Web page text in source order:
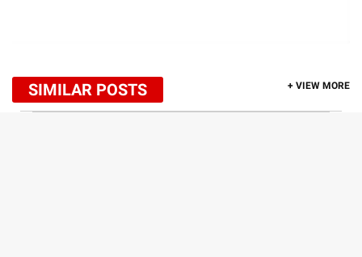
SIMILAR POSTS + VIEW MORE